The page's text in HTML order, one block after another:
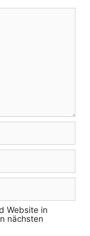
Website in
nächsten